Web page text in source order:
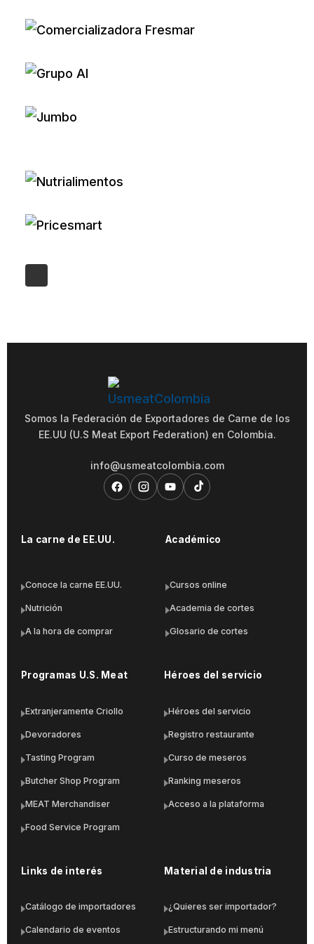
La carne de EE.UU.
Conoce la carne EE.UU.
Nutrición
A la hora de comprar
Académico
Cursos online
Academia de cortes
Glosario de cortes
Programas U.S. Meat
Extranjeramente Criollo
Devoradores
Tasting Program
Butcher Shop Program
MEAT Merchandiser
Food Service Program
Héroes del servicio
Héroes del servicio
Registro restaurante
Curso de meseros
Ranking meseros
Acceso a la plataforma
Links de interés
Catálogo de importadores
Calendario de eventos
Material de industria
¿Quieres ser importador?
Estructurando mi menú
Somos la Federación de Exportadores de Carne de los
EE.UU (U.S Meat Export Federation) en Colombia.
info@usmeatcolombia.com